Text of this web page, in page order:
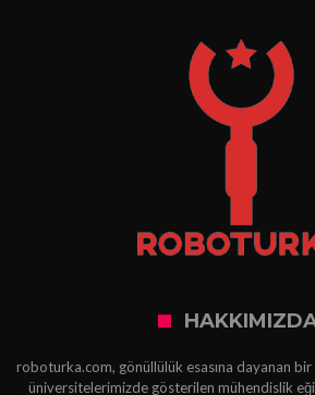
roboturka.com, gönüllülük esasına dayanan bir
üniversitelerimizde gösterilen mühendislik